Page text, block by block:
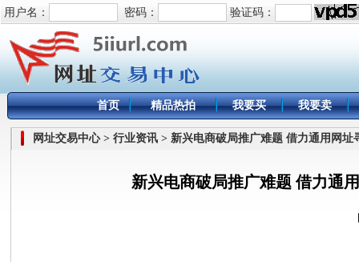
用户名： 密码： 验证码：
首页 精品热拍 我要买 我要卖
网址交易中心 > 行业资讯 > 新兴电商破局推广难题 借力通用网址
新兴电商破局推广难题 借力通